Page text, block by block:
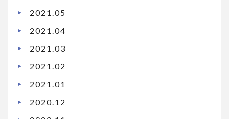
2021.05
2021.04
2021.03
2021.02
2021.01
2020.12